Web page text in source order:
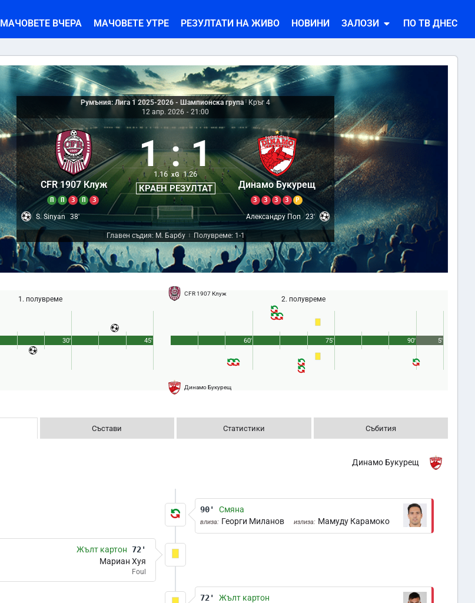
МАЧОВЕТЕ ВЧЕРА МАЧОВЕТЕ УТРЕ РЕЗУЛТАТИ НА ЖИВО НОВИНИ ЗАЛОЗИ ПО ТВ ДНЕС
Румъния: Лига 1 2025-2026 - Шампионска група
Кръг 4
12 апр. 2026 - 21:00
CFR 1907 Клуж
П П З П З
1 : 1
1.16 xG 1.26
КРАЕН РЕЗУЛТАТ Динамо Букурещ
З З З З Р
S. Sinyan 38' Александру Поп 23'
Главен съдия: М. Барбу Полувреме: 1-1
1. полувреме
45'
30'
CFR 1907 Клуж
2. полувреме
Динамо Букурещ
90'
60' 75' 5'
Състави Статистики Събития
Динамо Букурещ
90' Смяна
влиза: Георги Миланов излиза: Мамуду Карамоко
Жълт картон
72'
Мариан Хуя
Foul
72'
Жълт картон